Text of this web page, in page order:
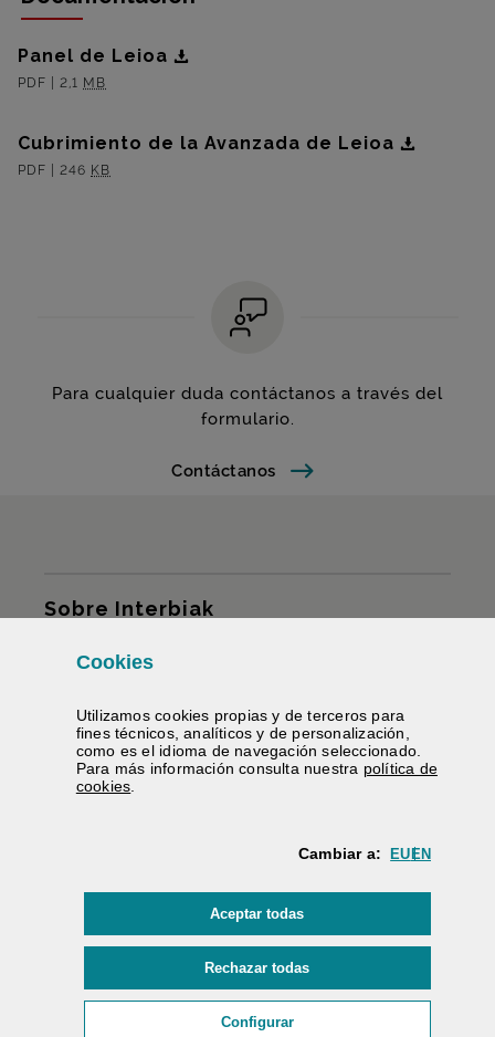
Panel de Leioa
DFB_Leioa_ Panel1.pdf
PDF 2,1 MB
Cubrimiento de la Avanzada de Leioa
DFB_Leioa_ Panel2.pdf
PDF 246 KB
Para cualquier duda contáctanos a través del
formulario.
Contáctanos
Sobre Interbiak
Infraestructuras y tarifas
Servicios
Información carreteras
Firma electrónica
Cookies
Utilizamoscookies propias y de terceros para
fines técnicos, analíticos y de personalización,
como es el idioma de navegación seleccionado.
Para más información consulta nuestra política de
cookies(Abre ventana modal)
Cambiar a: EU EN
Aceptar todaslas
Rechazar todaslas
Configurar(Abre ventana modal: